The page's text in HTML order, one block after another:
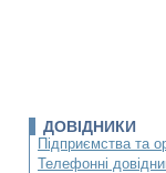
ДОВІДНИКИ
Підприємства та
Телефонні